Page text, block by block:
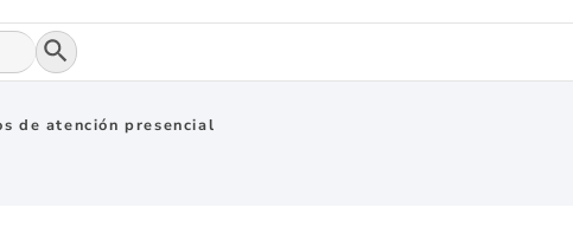
Botón de búsqueda
de atención presencial